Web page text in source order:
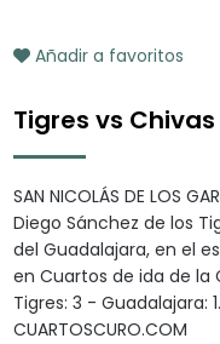
Añadir a favoritos
Tigres vs
SAN NICOLÁS DE LOS
Diego Sánchez de los
del Guadalajara, en el
en Cuartos de ida de la
Tigres: 3 - Guadalajara:
CUARTOSCURO.COM